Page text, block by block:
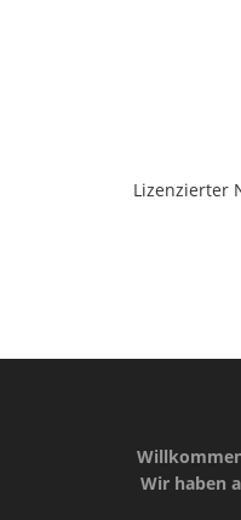
Lizenzierter
Wir haben